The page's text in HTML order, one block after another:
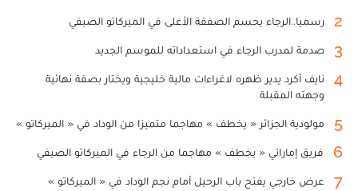
2 رسميا..الرجاء يحسم الصفقة الأغلى في الميركاتو الصيفي
3 صدمة لمدرب الرجاء في استعداداته للموسم الجديد
4
نايف أكرد يدير ظهره لاغراءات مالية خليجية ويختار بصفة نهائية
وجهته المقبلة
5 مولودية الجزائر « يخطف » مهاجما متميزا من الوداد في « الميركاتو »
6 فريق إماراتي « يخطف » مهاجما من الرجاء في الميركاتو الصيفي
7 عرض خارجي يفتح باب الرحيل أمام نجم الوداد في « الميركاتو »